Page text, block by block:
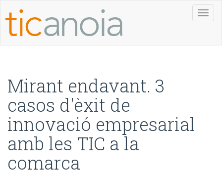
Mirant endavant. 3
casos d'èxit de
innovació empresarial
amb les TIC a la
comarca